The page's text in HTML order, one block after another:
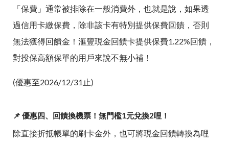
「保費」通常被排除在一般消費外，也就是說，如果透
過信用卡繳保費，除非該卡有特別提供保費回饋，否則
無法獲得回饋金！滙豐現金回饋卡提供保費1.22%回饋，
對投保高額保單的用戶來說不無小補！
(優惠至2026/12/31止)
📌 優惠四、回饋換機票！無門檻1元兌換2哩！
除直接折抵帳單的刷卡金外，也可將現金回饋轉換為哩